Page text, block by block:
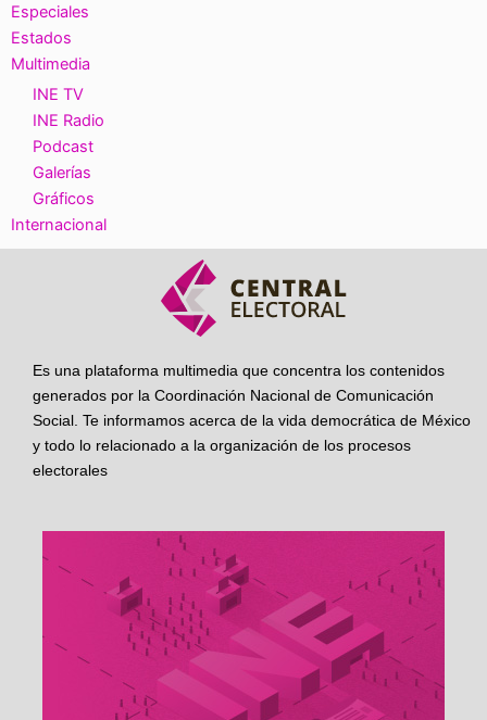
Especiales
Estados
Multimedia
INE TV
INE Radio
Podcast
Galerías
Gráficos
Internacional
Es una plataforma multimedia que concentra los contenidos
generados por la Coordinación Nacional de Comunicación
Social. Te informamos acerca de la vida democrática de México
y todo lo relacionado a la organización de los procesos
electorales